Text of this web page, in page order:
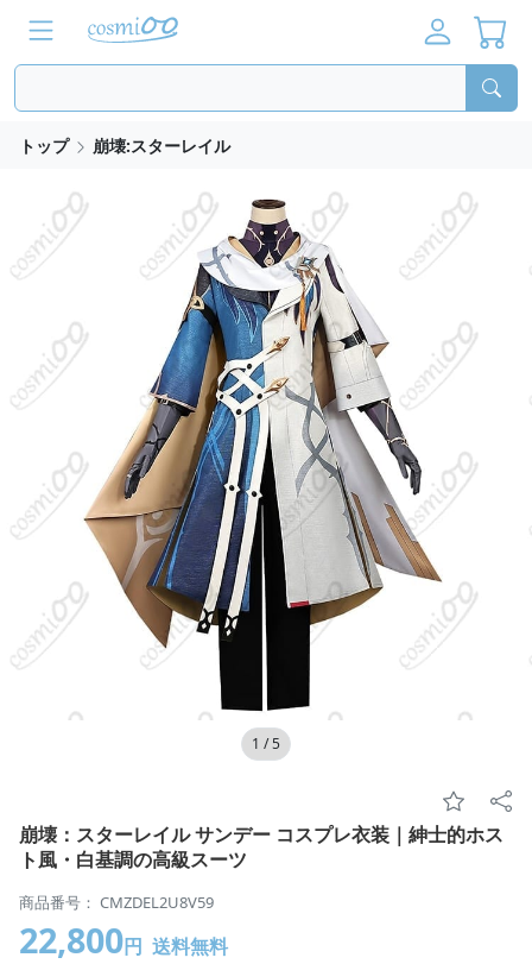
トップ 崩壊:スターレイル
1 /5
崩壊：スターレイル サンデー コスプレ衣装｜紳士的ホス
ト風・白基調の高級スーツ
商品番号： CMZDEL2U8V59
22,800円 送料無料